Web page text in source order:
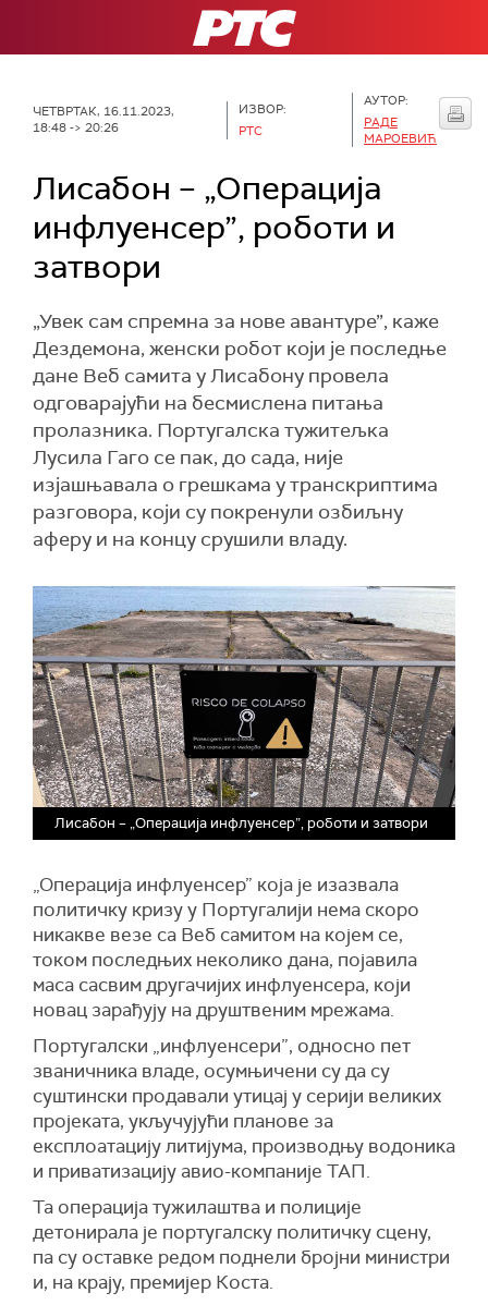
РТС
ЧЕТВРТАК, 16.11.2023,
18:48 -> 20:26
ИЗВОР:
РТС
АУТОР:
РАДЕ
МАРОЕВИЋ
Лисабон – „Операција
инфлуенсер”, роботи и
затвори
„Увек сам спремна за нове авантуре”, каже
Дездемона, женски робот који је последње
дане Веб самита у Лисабону провела
одговарајући на бесмислена питања
пролазника. Португалска тужитељка
Лусила Гаго се пак, до сада, није
изјашњавала о грешкама у транскриптима
разговора, који су покренули озбиљну
аферу и на концу срушили владу.
Лисабон – „Операција инфлуенсер”, роботи и затвори
„Операција инфлуенсер” која је изазвала
политичку кризу у Португалији нема скоро
никакве везе са Веб самитом на којем се,
током последњих неколико дана, појавила
маса сасвим другачијих инфлуенсера, који
новац зарађују на друштвеним мрежама.
Португалски „инфлуенсери”, односно пет
званичника владе, осумњичени су да су
суштински продавали утицај у серији великих
пројеката, укључујући планове за
експлоатацију литијума, производњу водоника
и приватизацију авио-компаније ТАП.
Та операција тужилаштва и полиције
детонирала је португалску политичку сцену,
па су оставке редом поднели бројни министри
и, на крају, премијер Коста.